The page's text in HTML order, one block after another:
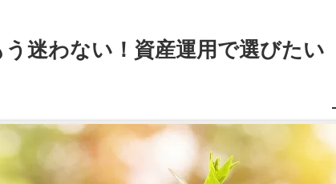
う迷わない！資産運用で選びたい